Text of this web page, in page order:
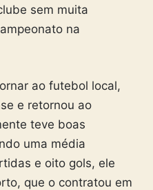
sem muita
na
ao futebol local,
e retornou ao
teve boas
uma média
e oito gols, ele
que o contratou em